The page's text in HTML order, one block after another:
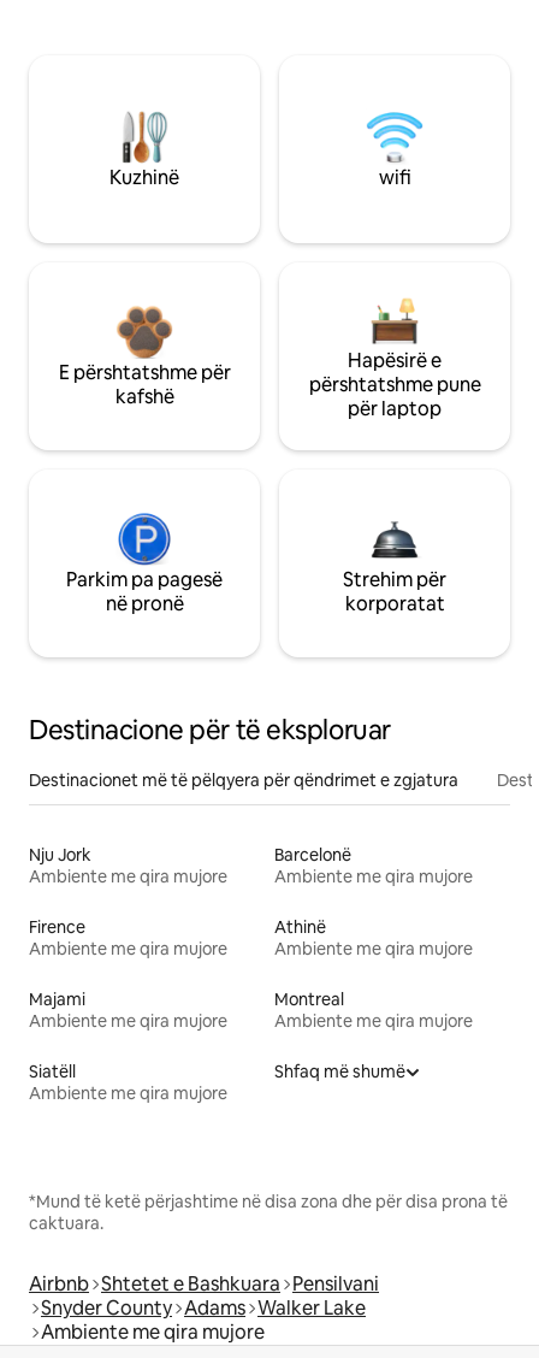
Kuzhinë wifi
E përshtatshme për
kafshë
Hapësirë e
përshtatshme pune
për laptop
Parkim pa pagesë
në pronë
Strehim për
korporatat
Destinacione për të eksploruar
Destinacionet më të pëlqyera për qëndrimet e zgjatura
Nju Jork
Ambiente me qira mujore
Barcelonë
Ambiente me qira mujore
Firence
Ambiente me qira mujore
Athinë
Ambiente me qira mujore
Majami
Ambiente me qira mujore
Montreal
Ambiente me qira mujore
Siatëll
Ambiente me qira mujore
Shfaq më shumë
*Mund të ketë përjashtime në disa zona dhe për disa prona të
caktuara.
Airbnb Shtetet e Bashkuara Pensilvani
Snyder County Adams Walker Lake
Ambiente me qira mujore